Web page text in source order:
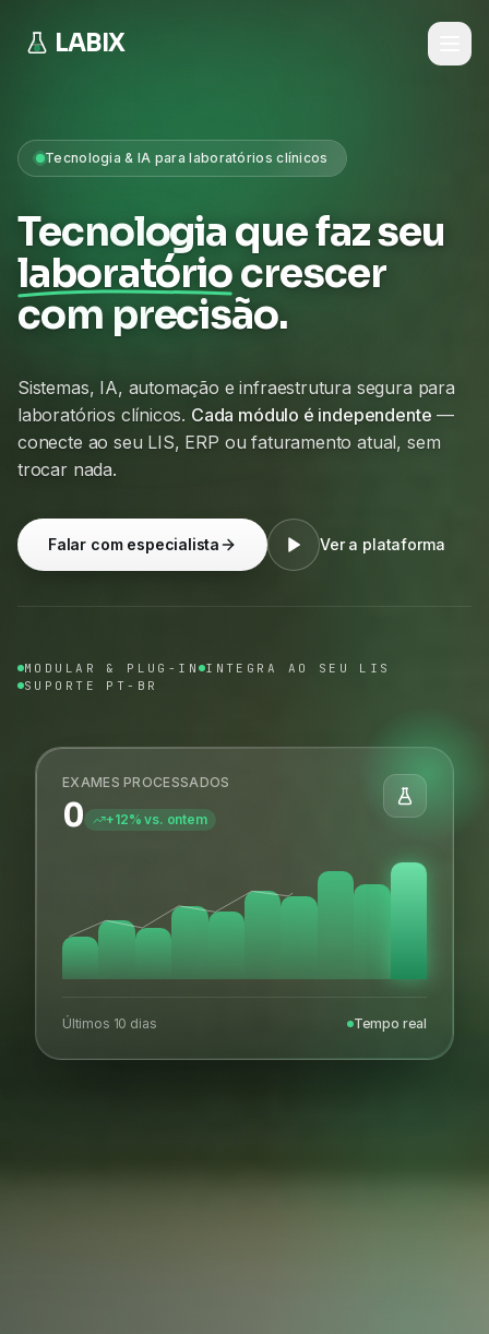
LABIX
Tecnologia & IA para laboratórios clínicos
Tecnologia que faz seu
laboratóriocrescer
com precisão.
Sistemas, IA, automação e infraestrutura segura para
laboratórios clínicos. Cada módulo é independente —
conecte ao seu LIS, ERP ou faturamento atual, sem
trocar nada.
Falar com especialista Ver a plataforma
MODULAR & PLUG-IN INTEGRA AO SEU LIS
SUPORTE PT-BR
EXAMES PROCESSADOS
0 +12% vs. ontem
Últimos 10 dias Tempo real